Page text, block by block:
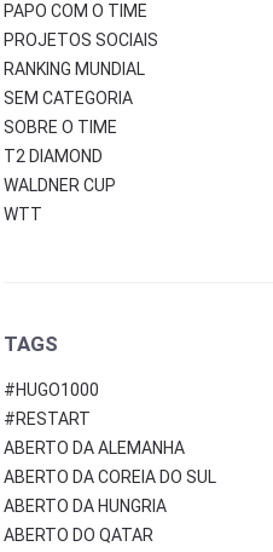
PAPO COM O TIME
PROJETOS SOCIAIS
RANKING MUNDIAL
SEM CATEGORIA
SOBRE O TIME
T2 DIAMOND
WALDNER CUP
WTT
TAGS
#HUGO1000
#RESTART
ABERTO DA ALEMANHA
ABERTO DA COREIA DO SUL
ABERTO DA HUNGRIA
ABERTO DO QATAR